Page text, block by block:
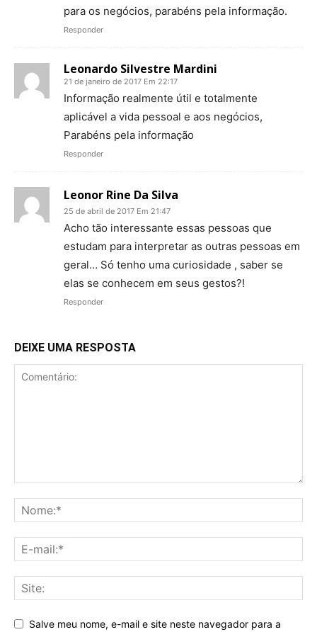
para os negócios, parabéns pela informação.
Responder
Leonardo Silvestre Mardini
21 de janeiro de 2017 Em 22:17
Informação realmente útil e totalmente
aplicável a vida pessoal e aos negócios,
Parabéns pela informação
Responder
Leonor Rine Da Silva
25 de abril de 2017 Em 21:47
Acho tão interessante essas pessoas que
estudam para interpretar as outras pessoas em
geral… Só tenho uma curiosidade , saber se
elas se conhecem em seus gestos?!
Responder
DEIXE UMA RESPOSTA
Salve meu nome, e-mail e site neste navegador para a